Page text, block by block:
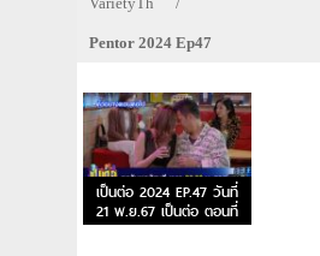
Pentor 2024 Ep47
เป็นต่อ 2024 EP.47 วันที่
21 พ.ย.67 เป็นต่อ ตอนที่
47